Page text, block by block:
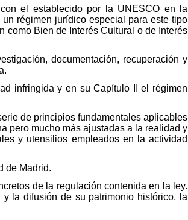
el establecido por la UNESCO en la
régimen jurídico especial para este tipo
como Bien de Interés Cultural o de Interés
documentación, recuperación y
infringida y en su Capítulo II el régimen
de principios fundamentales aplicables
pero mucho más ajustadas a la realidad y
y utensilios empleados en la actividad
de Madrid.
de la regulación contenida en la ley.
la difusión de su patrimonio histórico, la